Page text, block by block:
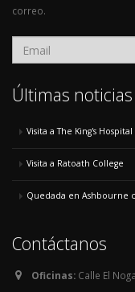
correo.
Últimas noticias
Visita a The King's
Visita a Ratoath College
Quedada en Ashbourne
Contáctanos
Oficinas: Calle El